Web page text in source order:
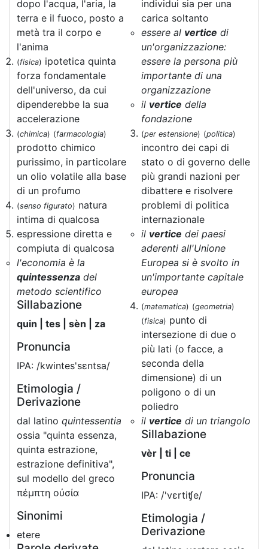
dopo l'acqua, l'aria, la
terra e il fuoco, posto a
metà tra il corpo e
l'anima
(fisica) ipotetica quinta
forza fondamentale
dell'universo, da cui
dipenderebbe la sua
accelerazione
(chimica) (farmacologia)
prodotto chimico
purissimo, in particolare
un olio volatile alla base
di un profumo
(senso figurato) natura
intima di qualcosa
espressione diretta e
compiuta di qualcosa
l'economia è la
quintessenza del
metodo scientifico
Sillabazione
quin | tes | sèn | za
Pronuncia
IPA: /kwintes'sɛntsa/
Etimologia /
Derivazione
dal latino quintessentia
ossia "quinta essenza,
quinta estrazione,
estrazione definitiva",
sul modello del greco
πέμπτη οὐσία
Sinonimi
etere
individui sia per una
carica soltanto
essere al vertice di
un'organizzazione:
essere la persona più
importante di una
organizzazione
il vertice della
fondazione
(per estensione) (politica)
incontro dei capi di
stato o di governo delle
più grandi nazioni per
dibattere e risolvere
problemi di politica
internazionale
il vertice dei paesi
aderenti all'Unione
Europea si è svolto in
un'importante capitale
europea
(matematica) (geometria)
(fisica) punto di
intersezione di due o
più lati (o facce, a
seconda della
dimensione) di un
poligono o di un
poliedro
il vertice di un triangolo
Sillabazione
vèr | ti | ce
Pronuncia
IPA: /'vɛrtiʧe/
Etimologia /
Derivazione